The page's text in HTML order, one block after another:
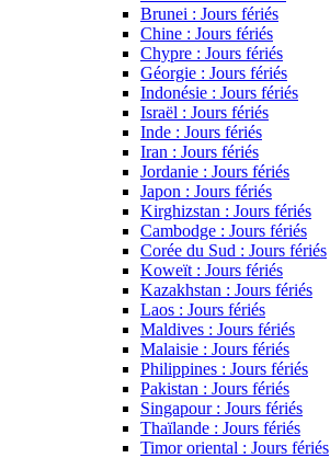
Brunei : Jours fériés
Chine : Jours fériés
Chypre : Jours fériés
Géorgie : Jours fériés
Indonésie : Jours fériés
Israël : Jours fériés
Inde : Jours fériés
Iran : Jours fériés
Jordanie : Jours fériés
Japon : Jours fériés
Kirghizstan : Jours fériés
Cambodge : Jours fériés
Corée du Sud : Jours fériés
Koweït : Jours fériés
Kazakhstan : Jours fériés
Laos : Jours fériés
Maldives : Jours fériés
Malaisie : Jours fériés
Philippines : Jours fériés
Pakistan : Jours fériés
Singapour : Jours fériés
Thaïlande : Jours fériés
Timor oriental : Jours fériés